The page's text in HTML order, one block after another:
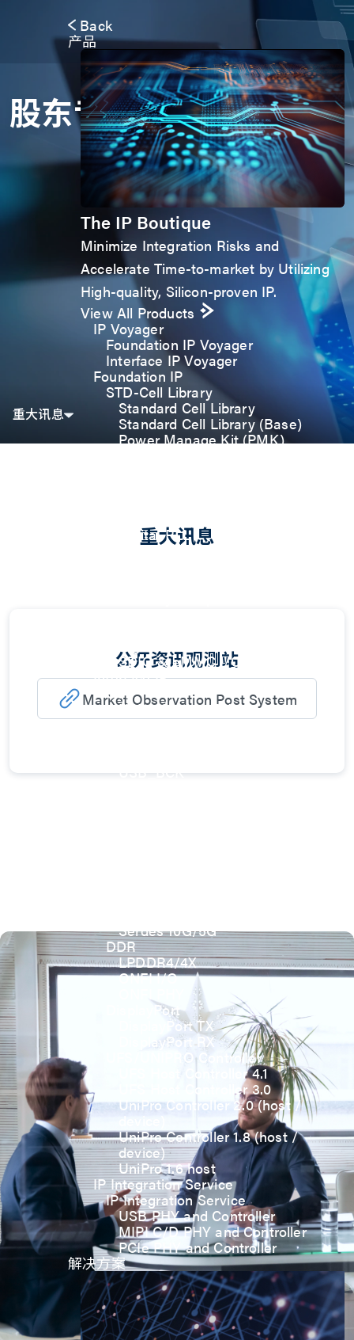
Back
产品
The IP Boutique
Minimize Integration Risks and
Accelerate Time-to-market by Utilizing
High-quality, Silicon-proven IP.
View All Products
IP Voyager
Foundation IP Voyager
Interface IP Voyager
Foundation IP
STD-Cell Library
Standard Cell Library
Standard Cell Library (Base)
Power Manage Kit (PMK)
Digital-PLL
Analog-PLL
SDIO & eMMC I/O
Interface IP
USB
USB4 Gen3x2 PHY
USB 3.2 Gen2/Gen1 PHY
USB_BCK
Serdes 10G/5G
DDR
LPDDR4/4X
ONFI I/O
DisplayPort
DisplayPort TX
DisplayPort RX
UFS/UNIPRO Controller
UFS Host Controller 4.1
UFS Host Controller 3.0
UniPro Controller 2.0 (host /
device)
UniPro Controller 1.8 (host /
device)
UniPro 1.6 host
IP Integration Service
IP Integration Service
USB PHY and Controller
MIPI C/D PHY and Controller
PCIe PHY and Controller
解决方案
股东专栏
重大讯息
重大讯息
公开资讯观测站
Market Observation Post System